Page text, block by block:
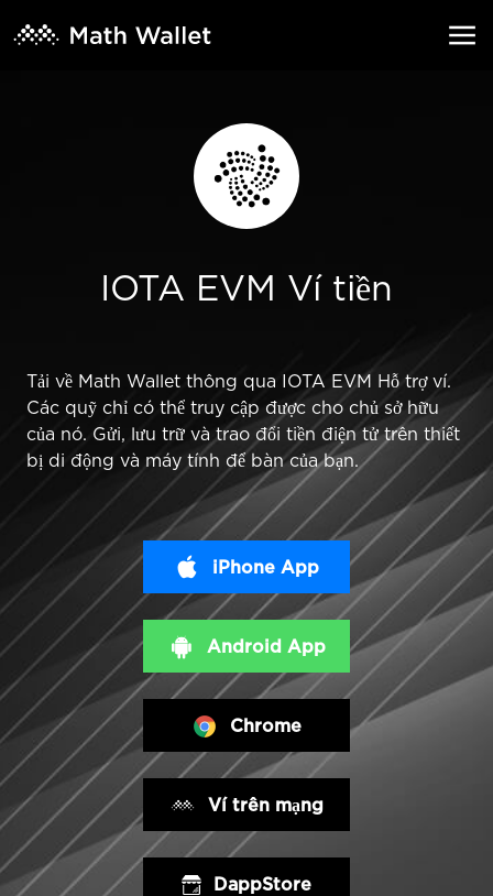
IOTA EVM Ví tiền
Tải về Math Wallet thông qua IOTA EVM Hỗ trợ ví.
Các quỹ chỉ có thể truy cập được cho chủ sở hữu
của nó. Gửi, lưu trữ và trao đổi tiền điện tử trên thiết
bị di động và máy tính để bàn của bạn.
iPhone App
Android App
Chrome
Ví trên mạng
DappStore